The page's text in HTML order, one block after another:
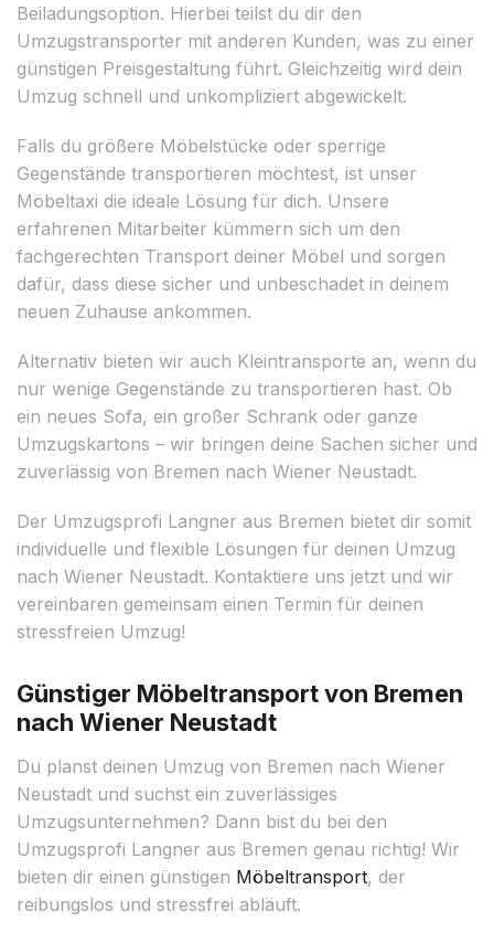
Beiladungsoption. Hierbei teilst du dir den
Umzugstransporter mit anderen Kunden, was zu einer
günstigen Preisgestaltung führt. Gleichzeitig wird dein
Umzug schnell und unkompliziert abgewickelt.
Falls du größere Möbelstücke oder sperrige
Gegenstände transportieren möchtest, ist unser
Möbeltaxi die ideale Lösung für dich. Unsere
erfahrenen Mitarbeiter kümmern sich um den
fachgerechten Transport deiner Möbel und sorgen
dafür, dass diese sicher und unbeschadet in deinem
neuen Zuhause ankommen.
Alternativ bieten wir auch Kleintransporte an, wenn du
nur wenige Gegenstände zu transportieren hast. Ob
ein neues Sofa, ein großer Schrank oder ganze
Umzugskartons – wir bringen deine Sachen sicher und
zuverlässig von Bremen nach Wiener Neustadt.
Der Umzugsprofi Langner aus Bremen bietet dir somit
individuelle und flexible Lösungen für deinen Umzug
nach Wiener Neustadt. Kontaktiere uns jetzt und wir
vereinbaren gemeinsam einen Termin für deinen
stressfreien Umzug!
Günstiger Möbeltransport von Bremen
nach Wiener Neustadt
Du planst deinen Umzug von Bremen nach Wiener
Neustadt und suchst ein zuverlässiges
Umzugsunternehmen? Dann bist du bei den
Umzugsprofi Langner aus Bremen genau richtig! Wir
bieten dir einen günstigen Möbeltransport, der
reibungslos und stressfrei abläuft.